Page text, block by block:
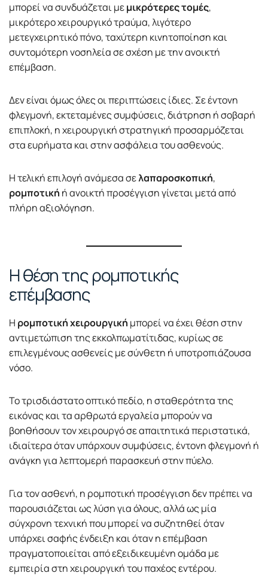
μπορεί να συνδυάζεται μεμικρότερες τομές,
μικρότερο χειρουργικό τραύμα, λιγότερο
μετεγχειρητικό πόνο, ταχύτερη κινητοποίηση και
συντομότερη νοσηλεία σε σχέση με την ανοικτή
επέμβαση.
Δεν είναι όμως όλες οι περιπτώσεις ίδιες. Σε έντονη
φλεγμονή, εκτεταμένες συμφύσεις, διάτρηση ή σοβαρή
επιπλοκή, η χειρουργική στρατηγική προσαρμόζεται
στα ευρήματα και στην ασφάλεια του ασθενούς.
Η τελική επιλογή ανάμεσα σελαπαροσκοπική,
ρομποτική ή ανοικτή προσέγγιση γίνεται μετά από
πλήρη αξιολόγηση.
Η θέση της ρομποτικής
επέμβασης
Η ρομποτική χειρουργική μπορεί να έχει θέση στην
αντιμετώπιση της εκκολπωματίτιδας, κυρίως σε
επιλεγμένους ασθενείς με σύνθετη ή υποτροπιάζουσα
νόσο.
Το τρισδιάστατο οπτικό πεδίο, η σταθερότητα της
εικόνας και τα αρθρωτά εργαλεία μπορούν να
βοηθήσουν τον χειρουργό σε απαιτητικά περιστατικά,
ιδιαίτερα όταν υπάρχουν συμφύσεις, έντονη φλεγμονή ή
ανάγκη για λεπτομερή παρασκευή στην πύελο.
Για τον ασθενή, η ρομποτική προσέγγιση δεν πρέπει να
παρουσιάζεται ως λύση για όλους, αλλά ως μία
σύγχρονη τεχνική που μπορεί να συζητηθεί όταν
υπάρχει σαφής ένδειξη και όταν η επέμβαση
πραγματοποιείται από εξειδικευμένη ομάδα με
εμπειρία στη χειρουργική του παχέος εντέρου.